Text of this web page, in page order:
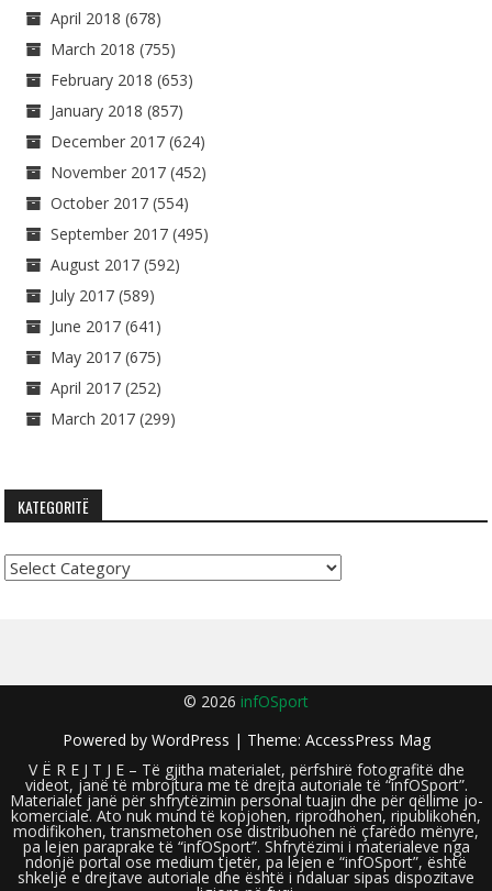
April 2018 (678)
March 2018 (755)
February 2018 (653)
January 2018 (857)
December 2017 (624)
November 2017 (452)
October 2017 (554)
September 2017 (495)
August 2017 (592)
July 2017 (589)
June 2017 (641)
May 2017 (675)
April 2017 (252)
March 2017 (299)
KATEGORITË
Kategoritë
© 2026 infOSport
Powered by WordPress | Theme: AccessPress Mag
V Ë R E J T J E – Të gjitha materialet, përfshirë fotografitë dhe
videot, janë të mbrojtura me të drejta autoriale të “infOSport”.
Materialet janë për shfrytëzimin personal tuajin dhe për qëllime jo-
komerciale. Ato nuk mund të kopjohen, riprodhohen, ripublikohen,
modifikohen, transmetohen ose distribuohen në çfarëdo mënyre,
pa lejen paraprake të “infOSport”. Shfrytëzimi i materialeve nga
ndonjë portal ose medium tjetër, pa lejen e “infOSport”, është
shkelje e drejtave autoriale dhe është i ndaluar sipas dispozitave